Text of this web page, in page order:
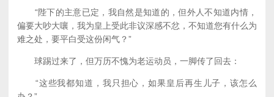
“陛下的主意已定，我自然是知道的，但外人不知道内情，
偏要大吵大嚷，我为皇上受此非议深感不忿，不知道您有什么为
难之处，要平白受这份闲气？”
球踢过来了，但万历不愧为老运动员，一脚传了回去：
“这些我都知道，我只担心，如果皇后再生儿子，该怎么